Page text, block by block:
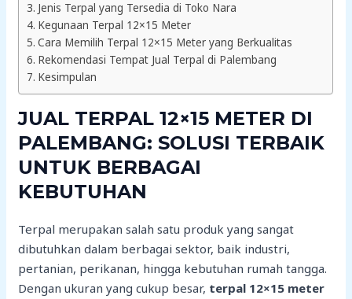
Jenis Terpal yang Tersedia di Toko Nara
Kegunaan Terpal 12×15 Meter
Cara Memilih Terpal 12×15 Meter yang Berkualitas
Rekomendasi Tempat Jual Terpal di Palembang
Kesimpulan
JUAL TERPAL 12×15 METER DI
PALEMBANG: SOLUSI TERBAIK
UNTUK BERBAGAI
KEBUTUHAN
Terpal merupakan salah satu produk yang sangat
dibutuhkan dalam berbagai sektor, baik industri,
pertanian, perikanan, hingga kebutuhan rumah tangga.
Dengan ukuran yang cukup besar, terpal 12×15 meter